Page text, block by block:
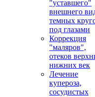
"уставшего"
внешнего
темных
под глазами
Коррекция
"маляров",
отеков
нижних век
Лечение
купероза,
сосудистых